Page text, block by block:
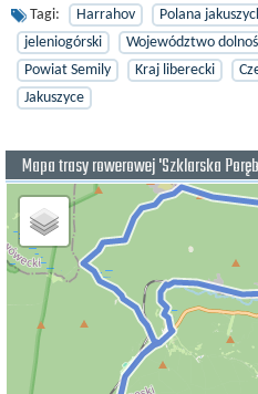
Tagi: Harrahov Polana
jeleniogórski
Województwo
Powiat Semily
Kraj liberecki
Jakuszyce
Mapa trasy rowerowej 'Szklarska